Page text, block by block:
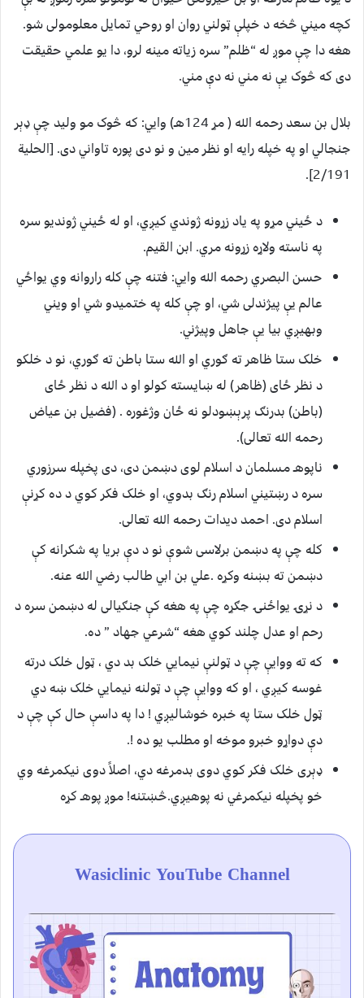
کچه میني څخه د خپلې ټولني روان او روحي تمایل معلومولی شو.
هغه دا چې موږ له “ظلم” سره زیاته مینه لرو، دا یو علمي حقیقت
دی که څوک یې نه مني نه دې مني.
بلال بن سعد رحمه الله ( مړ 124هـ) وایي: که څوک مو ولید چې ډېر
جنجالي او په خپله رایه او نظر مین و نو دی پوره تاواني دی. [الحلية
2/191].
د ځیني مړو په یاد زړونه ژوندي کیږي، او له ځیني ژوندیو سره
په ناسته ولاړه زړونه مري. ابن القیم.
حسن البصري رحمه الله وایي: فتنه چې کله راروانه وي یواځي
عالم یې پیژندلی شي، او چې کله په ختمیدو شي او ویني
وبهیږي بیا یې جاهل وپیژني.
خلک ستا ظاهر ته ګوري او الله ستا باطن ته ګوري، نو د خلکو
د نظر ځای (ظاهر) له ښایسته کولو او د الله د نظر ځای
(باطن) بدرنګ پرېښودلو نه ځان وژغوره . (فضیل بن عیاض
رحمه الله تعالی).
ناپوهـ مسلمان د اسلام لوی دښمن دی، دی پخپله سرزوري
سره د رښتیني اسلام رنګ بدوي، او خلک فکر کوي د ده کړنې
اسلام دی. احمد دیدات رحمه الله تعالی.
کله چې په دښمن برلاسی شوې نو د دې بریا په شکرانه کې
دښمن ته بښنه وکړه .علي بن ابي طالب رضي الله عنه.
د نړۍ یواځنۍ جګړه چې په هغه کې جنګیالی له دښمن سره د
رحم او عدل چلند کوي هغه “شرعي جهاد ” ده.
که ته ووایې چې د ټولنې نیمایي خلک بد دي ، ټول خلک درته
غوسه کیږي ، او که ووایې چې د ټولنه نیمایي خلک ښه دي
ټول خلک ستا په خبره خوشالیږي ! دا په داسې حال کې چې د
دې دواړو خبرو موخه او مطلب یو ده !.
ډېری خلک فکر کوي دوی بدمرغه دي، اصلاً دوی نیکمرغه وي
خو پخپله نیکمرغي نه پوهیږي.څښتنه! موږ پوهـ کړه
Wasiclinic YouTube Channel